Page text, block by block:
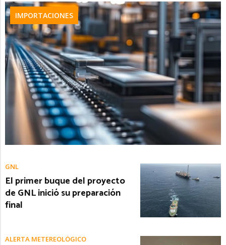
IMPORTACIONES
GNL
El primer buque del proyecto
de GNL inició su preparación
final
ALERTA METEREOLÓGICO